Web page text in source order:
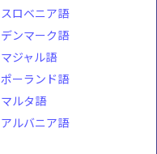
スロベニア語
デンマーク語
マジャル語
ポーランド語
マルタ語
アルバニア語